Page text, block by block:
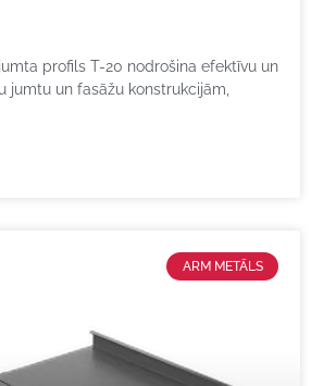
profils T-20 nodrošina efektīvu un
jumtu un fasāžu konstrukcijām,
ARM METĀLS